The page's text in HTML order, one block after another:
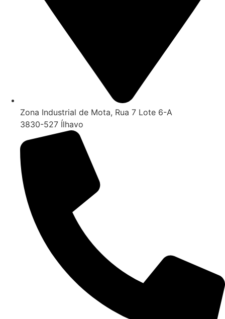
Zona Industrial de Mota, Rua 7 Lote 6-A
3830-527 Ílhavo